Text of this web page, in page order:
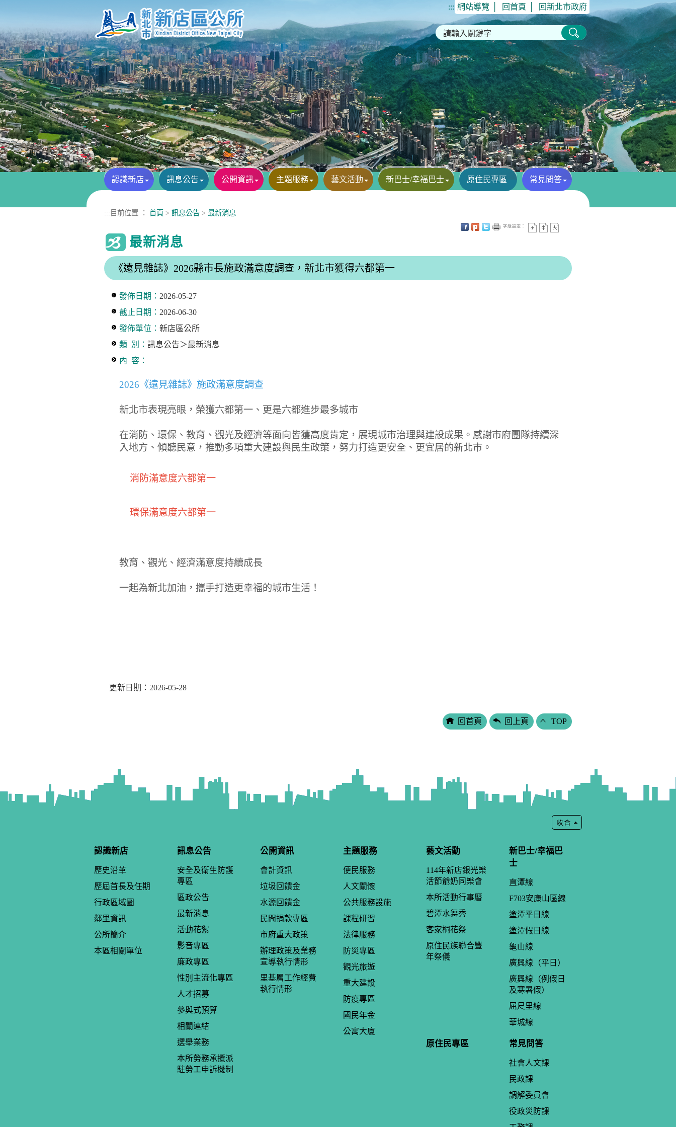
::: 網站導覽 回首頁 回新北市政府
認識新店 訊息公告 公開資訊 主題服務 藝文活動 新巴士/幸福巴士 原住民專區 常見問答
::: 目前位置 ： 首頁 > 訊息公告 > 最新消息
最新消息
字級設定：
《遠見雜誌》2026縣市長施政滿意度調查，新北市獲得六都第一
發佈日期： 2026-05-27
截止日期： 2026-06-30
發佈單位： 新店區公所
類 別： 訊息公告＞最新消息
內 容：
2026《遠見雜誌》施政滿意度調查
新北市表現亮眼，榮獲六都第一、更是六都進步最多城市
在消防、環保、教育、觀光及經濟等面向皆獲高度肯定，展現城市治理與建設成果。感謝市府團隊持續深
入地方、傾聽民意，推動多項重大建設與民生政策，努力打造更安全、更宜居的新北市。
消防滿意度六都第一
環保滿意度六都第一
教育、觀光、經濟滿意度持續成長
一起為新北加油，攜手打造更幸福的城市生活！
更新日期：2026-05-28
回首頁 回上頁 TOP
認識新店
歷史沿革
歷屆首長及任期
行政區域圖
鄰里資訊
公所簡介
本區相關單位
訊息公告
安全及衛生防護
專區
區政公告
最新消息
活動花絮
影音專區
廉政專區
性別主流化專區
人才招募
參與式預算
相關連結
選舉業務
本所勞務承攬派
駐勞工申訴機制
公開資訊
會計資訊
垃圾回饋金
水源回饋金
民間捐款專區
市府重大政策
辦理政策及業務
宣導執行情形
里基層工作經費
執行情形
主題服務
便民服務
人文關懷
公共服務設施
課程研習
法律服務
防災專區
觀光旅遊
重大建設
防疫專區
國民年金
公寓大廈
藝文活動
114年新店銀光樂
活節爺奶同樂會
本所活動行事曆
碧潭水舞秀
客家桐花祭
原住民族聯合豐
年祭儀
新巴士/幸福巴
士
直潭線
F703安康山區線
塗潭平日線
塗潭假日線
龜山線
廣興線（平日）
廣興線（例假日
及寒暑假）
屈尺里線
華城線
原住民專區 常見問答
社會人文課
民政課
調解委員會
役政災防課